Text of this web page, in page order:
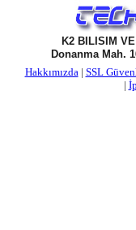
K2 BILISIM
Donanma Mah.
Hakkımızda| SSL
|